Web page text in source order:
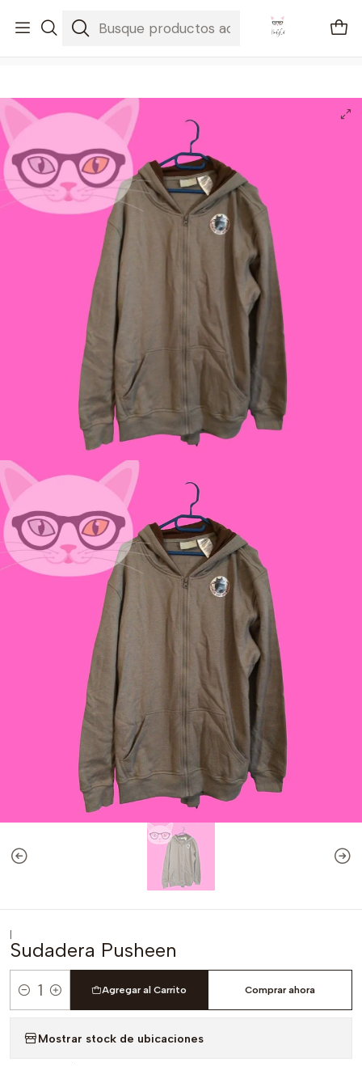
🚐 Envíos Nacionales gratis en compras mayores a $2100
|
Sudadera Pusheen
Cantidad
Agregar al Carrito Comprar ahora
Mostrar stock de ubicaciones